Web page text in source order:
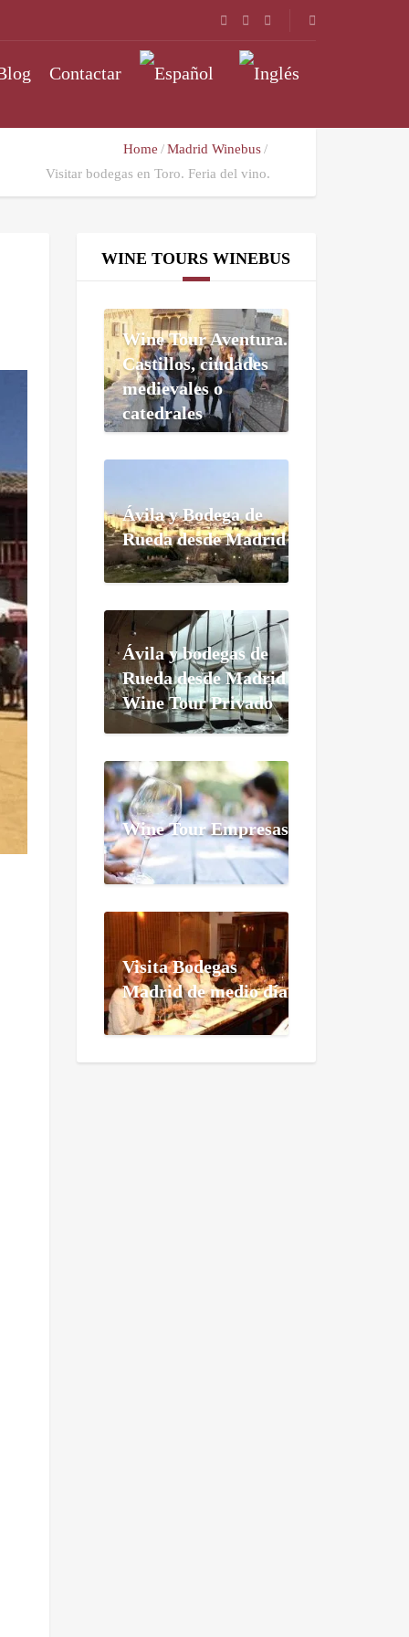
Contactar
Home
Madrid Winebus
Visitar bodegas en Toro. Feria del vino.
WINE TOURS WINEBUS
Wine Tour Aventura.
Castillos, ciudades
medievales o
catedrales
Ávila y Bodega de
Rueda desde Madrid
Ávila y bodegas de
Rueda desde Madrid
Wine Tour Privado
Wine Tour Empresas
Visita Bodegas
Madrid de medio día